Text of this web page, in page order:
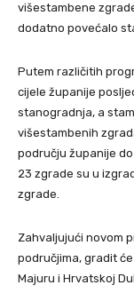
višestambene
dodatno povećalo
Putem različitih
cijele županije
stanogradnja, a
višestambenih
području županije
23 zgrade su u
zgrade.
Zahvaljujući novom
područjima, gradit
Majuru i Hrvatskoj